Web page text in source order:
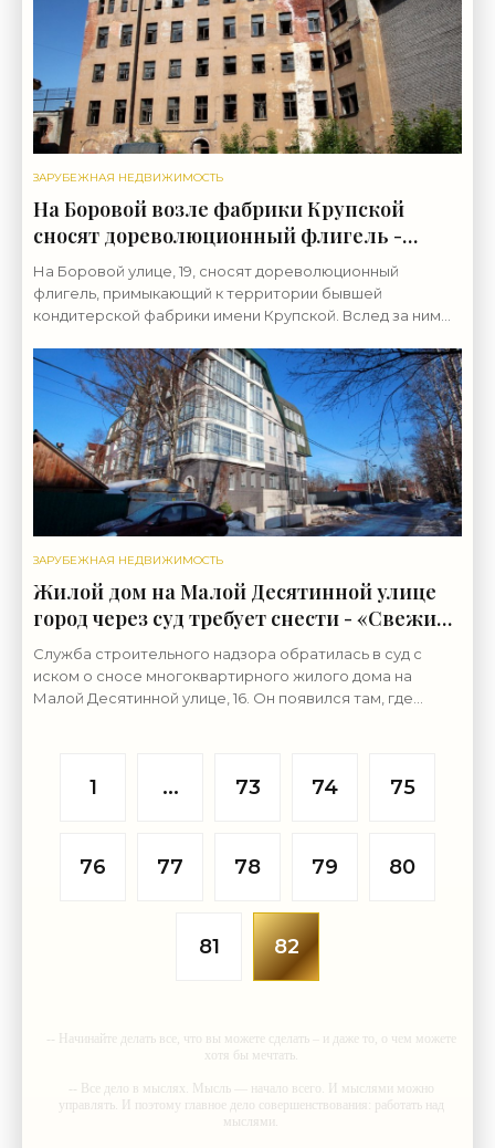
ЗАРУБЕЖНАЯ НЕДВИЖИМОСТЬ
На Боровой возле фабрики Крупской
сносят дореволюционный флигель -
«Свежие новости строительства»
На Боровой улице, 19, сносят дореволюционный
флигель, примыкающий к территории бывшей
кондитерской фабрики имени Крупской. Вслед за ним
дворовый
ЗАРУБЕЖНАЯ НЕДВИЖИМОСТЬ
Жилой дом на Малой Десятинной улице
город через суд требует снести - «Свежие
новости строительства»
Служба строительного надзора обратилась в суд с
иском о сносе многоквартирного жилого дома на
Малой Десятинной улице, 16. Он появился там, где
1 ... 73 74 75
76 77 78 79 80
81 82
-- Начинайте делать все, что вы можете сделать – и даже то, о чем можете
хотя бы мечтать.
-- Все дело в мыслях. Мысль — начало всего. И мыслями можно
управлять. И поэтому главное дело совершенствования: работать над
мыслями.